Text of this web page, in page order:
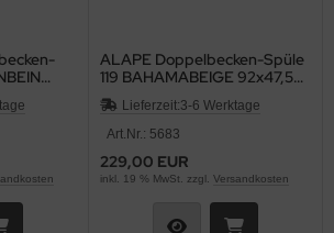
ALAPE Doppelbecken-Spüle
119 BAHAMABEIGE 92x47,5
cm
Lieferzeit:3-6 Werktage
Art.Nr.: 5683
229,00 EUR
inkl. 19 % MwSt. zzgl. Versandkosten